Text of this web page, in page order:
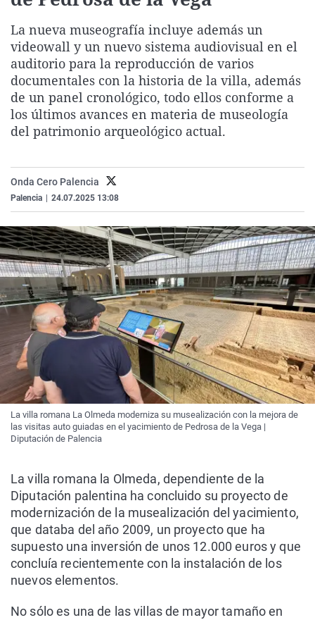
Gente viajera
Como el perro y el
Retornados
Equipo de
Operación Viuda
Galicia
La Rioja
Navarra
País Vasco
Televisión
Elecciones
La nueva museografía incluye además un
videowall y un nuevo sistema audiovisual en el
auditorio para la reproducción de varios
documentales con la historia de la villa, además
de un panel cronológico, todo ellos conforme a
los últimos avances en materia de museología
del patrimonio arqueológico actual.
Onda Cero Palencia
Palencia 24.07.2025 13:08
La villa romana La Olmeda moderniza su musealización con la mejora de
las visitas auto guiadas en el yacimiento de Pedrosa de la Vega |
Diputación de Palencia
La villa romana la Olmeda, dependiente de la
Diputación palentina ha concluido su proyecto de
modernización de la musealización del yacimiento,
que databa del año 2009, un proyecto que ha
supuesto una inversión de unos 12.000 euros y que
concluía recientemente con la instalación de los
nuevos elementos.
No sólo es una de las villas de mayor tamaño en